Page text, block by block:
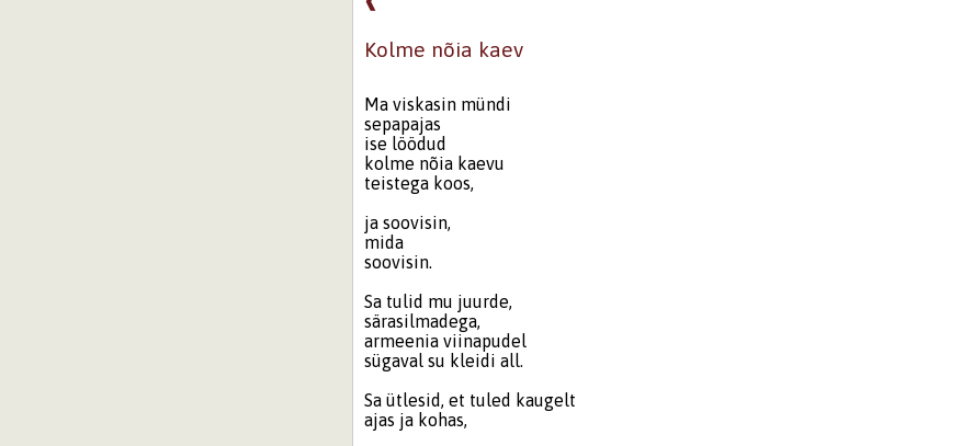
Kolme nõia kaev
Ma viskasin mündi
sepapajas
ise löödud
kolme nõia kaevu
teistega koos,
ja soovisin,
mida
soovisin.
Sa tulid mu juurde,
särasilmadega,
armeenia viinapudel
sügaval su kleidi all.
Sa ütlesid, et tuled kaugelt
ajas ja kohas,